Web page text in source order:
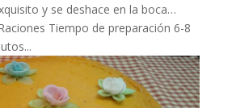
y se deshace en la boca…
Tiempo de preparación 6-8